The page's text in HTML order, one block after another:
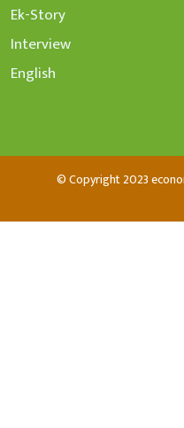
Ek-Story
Interview
English
© Copyright 2023